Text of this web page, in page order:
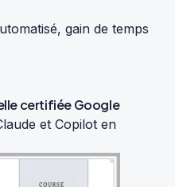
gain de temps
certifiée Google
et Copilot en